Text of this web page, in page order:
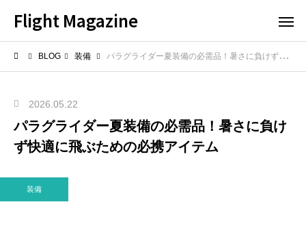
Flight Magazine
BLOG 装備 パラグライダー夏装備の必需品！暑さに負けず快適に飛ぶための必携アイテム
2026.05.22
パラグライダー夏装備の必需品！暑さに負け
ず快適に飛ぶための必携アイテム
装備